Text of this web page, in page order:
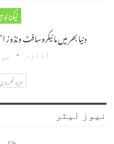
دنیا بھر میں مائیکروسافٹ
ادارہ
مزید
نیوز لیٹر